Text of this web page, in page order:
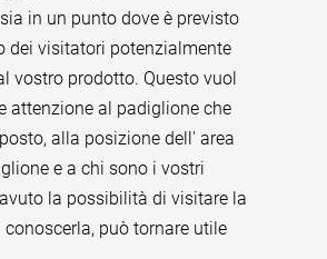
in un punto dove è previsto
dei visitatori potenzialmente
vostro prodotto. Questo vuol
attenzione al padiglione che
alla posizione dell' area
e a chi sono i vostri
la possibilità di visitare la
conoscerla, può tornare utile